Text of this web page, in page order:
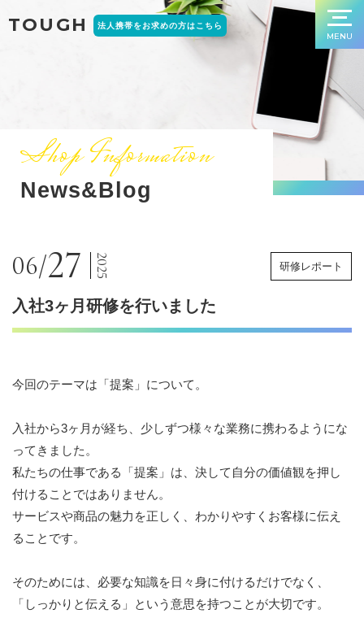
TOUGH 法人携帯をお求めの方はこちら
MENU
Shop Information
News&Blog
06/27 2025 研修レポート
入社3ヶ月研修を行いました
今回のテーマは「提案」について。
入社から3ヶ月が経ち、少しずつ様々な業務に携わるようにな
ってきました。
私たちの仕事である「提案」は、決して自分の価値観を押し
付けることではありません。
サービスや商品の魅力を正しく、わかりやすくお客様に伝え
ることです。
そのためには、必要な知識を日々身に付けるだけでなく、
「しっかりと伝える」という意思を持つことが大切です。